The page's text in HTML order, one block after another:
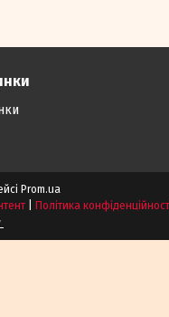
Prom.ua
Політика